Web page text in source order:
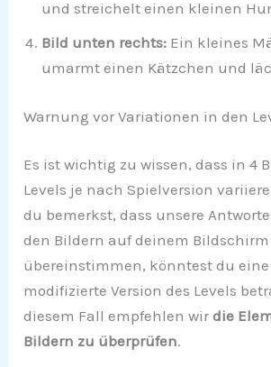
und streichelt einen kleinen
Bild unten rechts: Ein kleines
umarmt einen Kätzchen und
Warnung vor Variationen in den
Es ist wichtig zu wissen, dass in 4
Levels je nach Spielversion
du bemerkst, dass unsere
den Bildern auf deinem Bildschirm
übereinstimmen, könntest du eine
modifizierte Version des Levels
diesem Fall empfehlen wirdie
Bildern zu überprüfen.